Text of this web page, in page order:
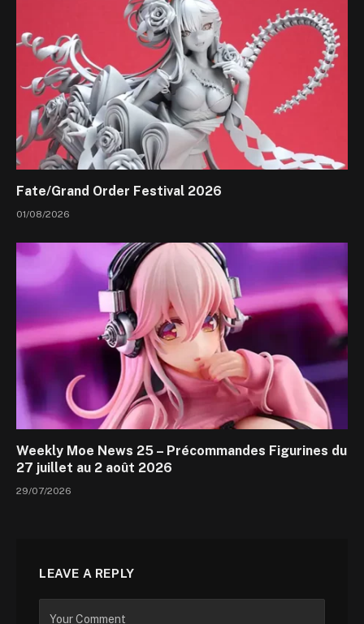
Fate/Grand Order Festival 2026
01/08/2026
Weekly Moe News 25 – Précommandes Figurines du
27 juillet au 2 août 2026
29/07/2026
LEAVE A REPLY